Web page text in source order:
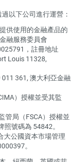
以下公司進行運營：
供使用的金融產品的
融服務委員會
，註冊地址
Louis 11328,
361, 澳大利亞金融
）授權並受其監
管局（FSCA）授權並
號碼為 54842。
大公國資本市場管理
。